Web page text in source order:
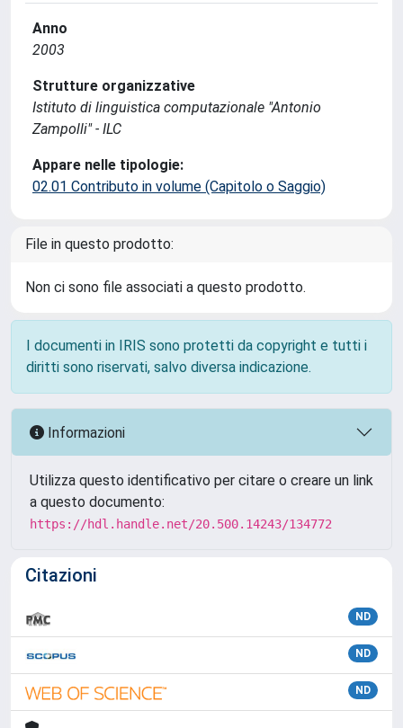
Anno
2003
Strutture organizzative
Istituto di linguistica computazionale "Antonio
Zampolli" - ILC
Appare nelle tipologie:
02.01 Contributo in volume (Capitolo o Saggio)
File in questo prodotto:
Non ci sono file associati a questo prodotto.
I documenti in IRIS sono protetti da copyright e tutti i
diritti sono riservati, salvo diversa indicazione.
Informazioni
Utilizza questo identificativo per citare o creare un link
a questo documento:
https://hdl.handle.net/20.500.14243/134772
Citazioni
ND
ND
ND